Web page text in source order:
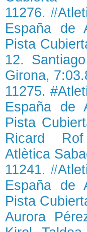
11276.
España de
Pista
12.
Girona,
11275.
España de
Pista
Ricard
Atlètica
11241.
España de
Pista
Aurora